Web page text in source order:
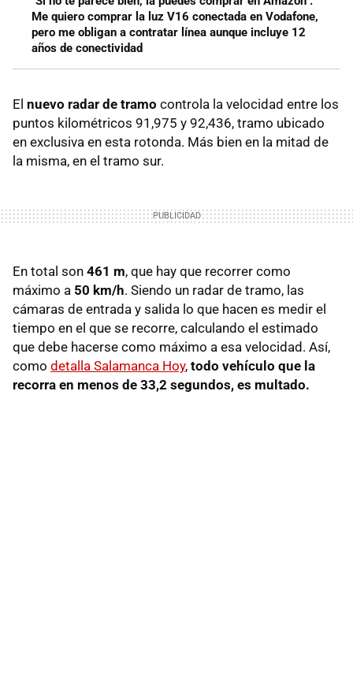
Me quiero comprar la luz V16 conectada en Vodafone,
pero me obligan a contratar línea aunque incluye 12
años de conectividad
El nuevo radar de tramo controla la velocidad entre los
puntos kilométricos 91,975 y 92,436, tramo ubicado
en exclusiva en esta rotonda. Más bien en la mitad de
la misma, en el tramo sur.
En total son 461 m, que hay que recorrer como
máximo a 50 km/h. Siendo un radar de tramo, las
cámaras de entrada y salida lo que hacen es medir el
tiempo en el que se recorre, calculando el estimado
que debe hacerse como máximo a esa velocidad. Así,
como detalla Salamanca Hoy, todo vehículo que la
recorra en menos de 33,2 segundos, es multado.